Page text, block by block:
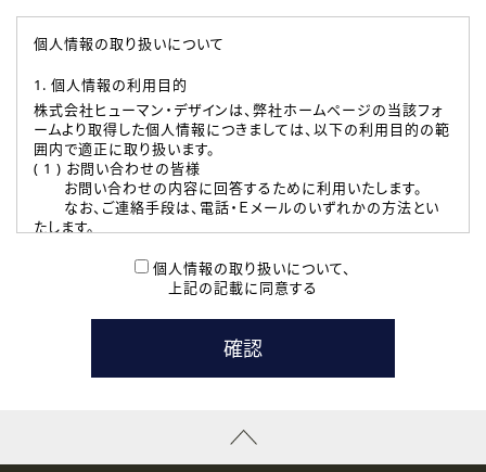
個人情報の取り扱いについて
1. 個人情報の利用目的
株式会社ヒューマン・デザインは、弊社ホームページの当該フォ
ームより取得した個人情報につきましては、以下の利用目的の範
囲内で適正に取り扱います。
( 1 ) お問い合わせの皆様
お問い合わせの内容に回答するために利用いたします。
なお、ご連絡手段は、電話・Ｅメールのいずれかの方法とい
たします。
本登録に関するご連絡および本登録時の参考情報として利
たします。
( 3 ) スタッフ派遣を検討されている企業の皆様
お問い合わせの内容に回答するために利用いたします。
なお、ご連絡手段は、電話・Ｅメールのいずれかの方法とい
資料送付、受講相談に関するご連絡のために利用いたしま
個人情報の取り扱いについて、
上記の記載に同意する